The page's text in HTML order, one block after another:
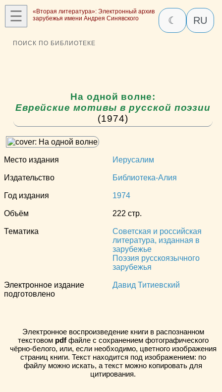
☰
«Вторая литература»: Электронный архив
зарубежья имени Андрея Синявского
☾ RU
ПОИСК ПО БИБЛИОТЕКЕ
На одной волне:
Еврейские мотивы в русской поэзии
(1974)
Место издания Иерусалим
Издательство Библиотека-Алия
Год издания 1974
Объём 222 стр.
Тематика
Советская и российская
литература, изданная в
зарубежье
Поэзия русскоязычного
зарубежья
Электронное издание
подготовлено
Давид Титиевский
Электронное воспроизведение книги в распознанном
текстовом pdfфайле с сохранением фотографического
чёрно-белого, или, если необходимо, цветного изображения
страниц книги. Текст находится под изображением: по
файлу можно искать, а текст можно копировать для
цитирования.